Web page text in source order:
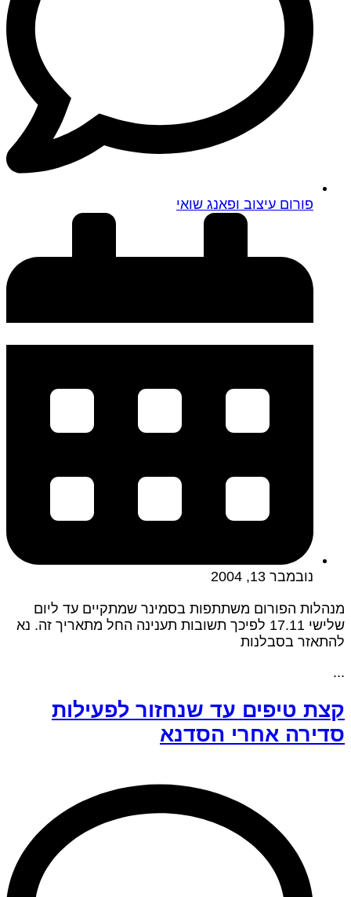
פורום עיצוב ופאנג שואי
נובמבר 13, 2004
מנהלות הפורום משתתפות בסמינר שמתקיים עד ליום
שלישי 17.11 לפיכך תשובות תענינה החל מתאריך זה. נא
להתאזר בסבלנות
...
קצת טיפים עד שנחזור לפעילות
סדירה אחרי הסדנא